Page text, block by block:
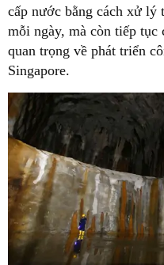
cấp nước bằng cách xử
mỗi ngày, mà còn tiếp tục
quan trọng về phát triển
Singapore.